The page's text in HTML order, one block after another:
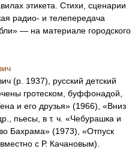
этикета. Стихи, сценарии
радио- и телепередача
— на материале городского
(р. 1937), русский детский
гротеском, буффонадой,
и его друзья» (1966), «Вниз
пьесы, в т. ч. «Чебурашка и
Бахрама» (1973), «Отпуск
с Р. Качановым).